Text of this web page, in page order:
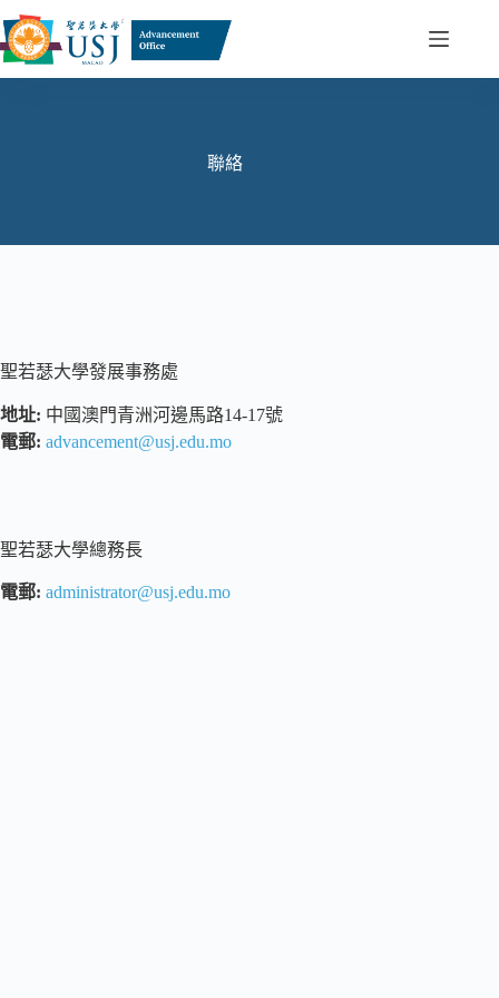
to
content
聯絡
聖若瑟大學發展事務處
地址: 中國澳門青洲河邊馬路14-17號
電郵: advancement@usj.edu.mo
聖若瑟大學總務長
電郵: administrator@usj.edu.mo